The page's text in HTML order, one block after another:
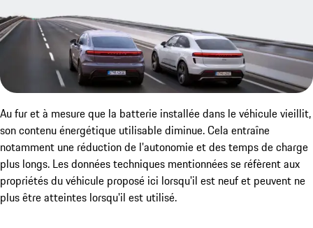
Au fur et à mesure que la batterie installée dans le véhicule vieillit,
son contenu énergétique utilisable diminue. Cela entraîne
notamment une réduction de l'autonomie et des temps de charge
plus longs. Les données techniques mentionnées se réfèrent aux
propriétés du véhicule proposé ici lorsqu'il est neuf et peuvent ne
plus être atteintes lorsqu'il est utilisé.